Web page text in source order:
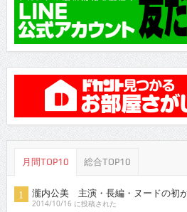
月間TOP10 総合TOP10
瀧内公美 主演・長編・ヌードの初
2014/10/16 に投稿された